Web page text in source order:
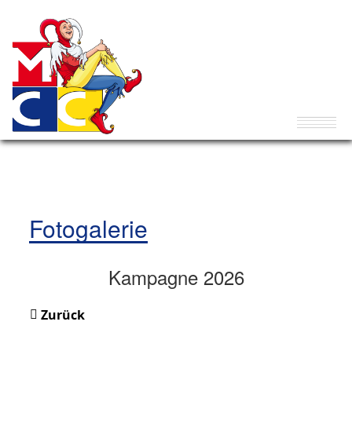
Fotogalerie
Kampagne 2026
Zurück